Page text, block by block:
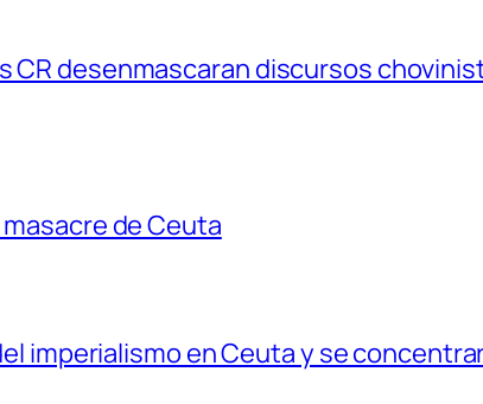
CR desenmascaran discursos
de Ceuta
imperialismo en Ceuta y se